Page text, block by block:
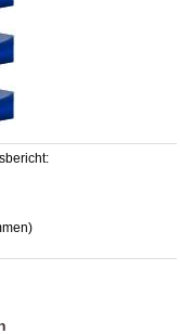
,4.1out of5based on110